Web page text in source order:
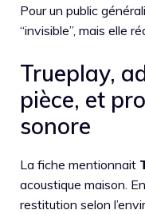
Pour un public
“invisible”, mais elle
Trueplay,
pièce, et
sonore
La fiche mentionnait
acoustique maison.
restitution selon